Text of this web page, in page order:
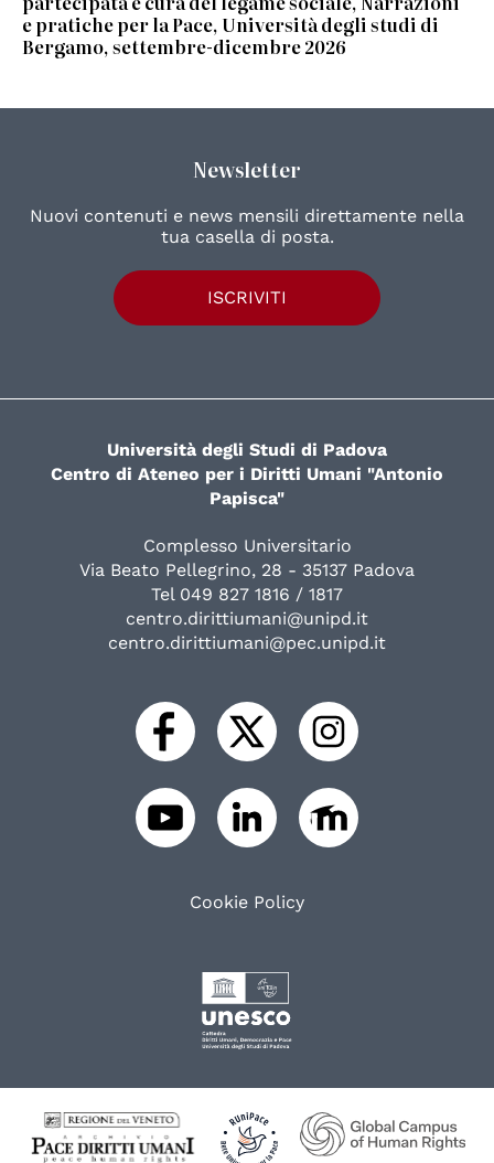
e pratiche per la Pace, Università degli studi di
Bergamo, settembre-dicembre 2026
Newsletter
Nuovi contenuti e news mensili direttamente nella
tua casella di posta.
ISCRIVITI
Università degli Studi di Padova
Centro di Ateneo per i Diritti Umani "Antonio
Papisca"
Complesso Universitario
Via Beato Pellegrino, 28 - 35137 Padova
Tel 049 827 1816 / 1817
centro.dirittiumani@unipd.it
centro.dirittiumani@pec.unipd.it
Cookie Policy